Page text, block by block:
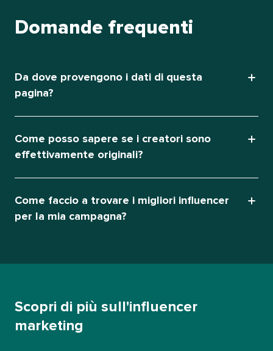
Domande frequenti​​
Da dove provengono i dati di questa
pagina?​​
Come posso sapere se i creatori sono
effettivamente originali?​​
Come faccio a trovare i migliori influencer
per la mia campagna?​​
Scopri di più sull'influencer
marketing​​